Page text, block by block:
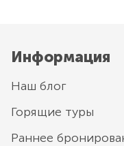
Информация
Наш блог
Горящие туры
Раннее